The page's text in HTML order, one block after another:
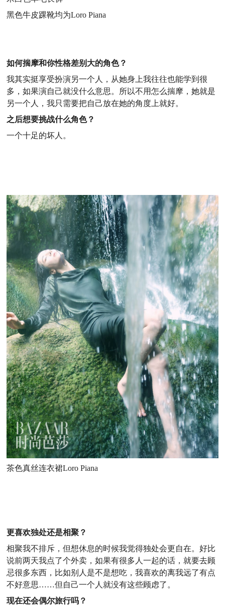
黑色牛皮踝靴均为Loro Piana
如何揣摩和你性格差别大的角色？
我其实挺享受扮演另一个人，从她身上我往往也能学到很
多，如果演自己就没什么意思。所以不用怎么揣摩，她就是
另一个人，我只需要把自己放在她的角度上就好。
之后想要挑战什么角色？
一个十足的坏人。
茶色真丝连衣裙Loro Piana
更喜欢独处还是相聚？
相聚我不排斥，但想休息的时候我觉得独处会更自在。好比
说前两天我点了个外卖，如果有很多人一起的话，就要去顾
忌很多东西，比如别人是不是想吃，我喜欢的离我远了有点
不好意思……但自己一个人就没有这些顾虑了。
现在还会偶尔旅行吗？